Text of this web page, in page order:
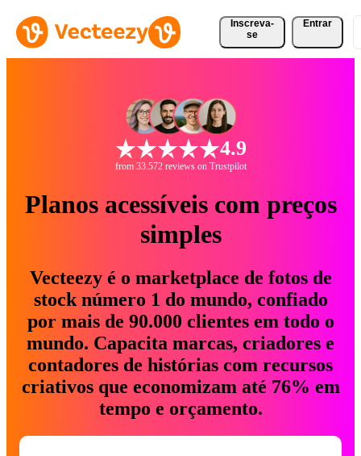
Inscreva-
se
Entrar
4.9
from 33.572 reviews on Trustpilot
Planos acessíveis com preços
simples
Vecteezy é o marketplace de fotos de
stock número 1 do mundo, confiado
por mais de 90.000 clientes em todo o
mundo. Capacita marcas, criadores e
contadores de histórias com recursos
criativos que economizam até 76% em
tempo e orçamento.